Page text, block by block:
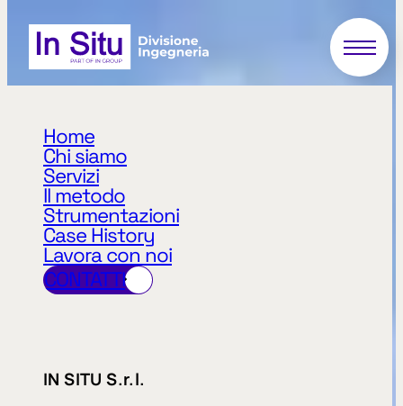
Home
Chi siamo
Servizi
Il metodo
Strumentazioni
Case History
Lavora con noi
arrow_right_alt arrow_right_alt
CONTATTI
IN SITU S.r.l.